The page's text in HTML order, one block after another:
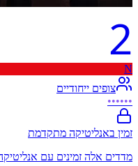
2
N
צופים ייחודיים
••••••
זמין באנליטיקה מתקדמת
מדדים אלה זמינים עם